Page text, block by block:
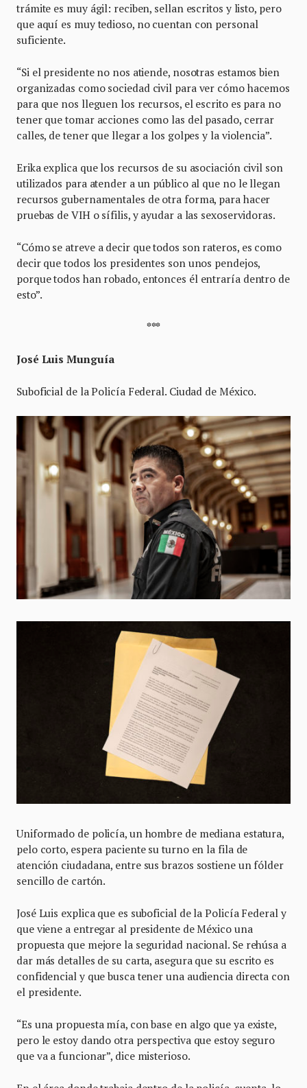
trámite es muy ágil: reciben, sellan escritos y listo, pero
que aquí es muy tedioso, no cuentan con personal
suficiente.
“Si el presidente no nos atiende, nosotras estamos bien
organizadas como sociedad civil para ver cómo hacemos
para que nos lleguen los recursos, el escrito es para no
tener que tomar acciones como las del pasado, cerrar
calles, de tener que llegar a los golpes y la violencia”.
Erika explica que los recursos de su asociación civil son
utilizados para atender a un público al que no le llegan
recursos gubernamentales de otra forma, para hacer
pruebas de VIH o sífilis, y ayudar a las sexoservidoras.
“Cómo se atreve a decir que todos son rateros, es como
decir que todos los presidentes son unos pendejos,
porque todos han robado, entonces él entraría dentro de
esto”.
***
José Luis Munguía
Suboficial de la Policía Federal. Ciudad de México.
Uniformado de policía, un hombre de mediana estatura,
pelo corto, espera paciente su turno en la fila de
atención ciudadana, entre sus brazos sostiene un fólder
sencillo de cartón.
José Luis explica que es suboficial de la Policía Federal y
que viene a entregar al presidente de México una
propuesta que mejore la seguridad nacional. Se rehúsa a
dar más detalles de su carta, asegura que su escrito es
confidencial y que busca tener una audiencia directa con
el presidente.
“Es una propuesta mía, con base en algo que ya existe,
pero le estoy dando otra perspectiva que estoy seguro
que va a funcionar”, dice misterioso.